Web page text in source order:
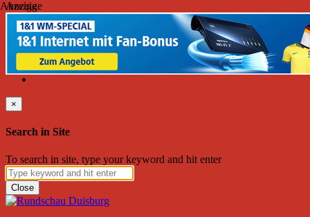
Sonntag, August 09, 2026
Friend on Facebook Follow on Twitter Subscribe to RSS
Search
×
Search in Site
To search in site, type your keyword and hit enter
Close
Anzeige
Anzeige